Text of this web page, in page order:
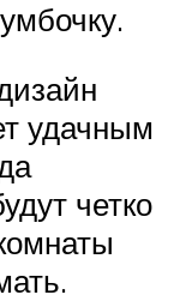
удачным
четко